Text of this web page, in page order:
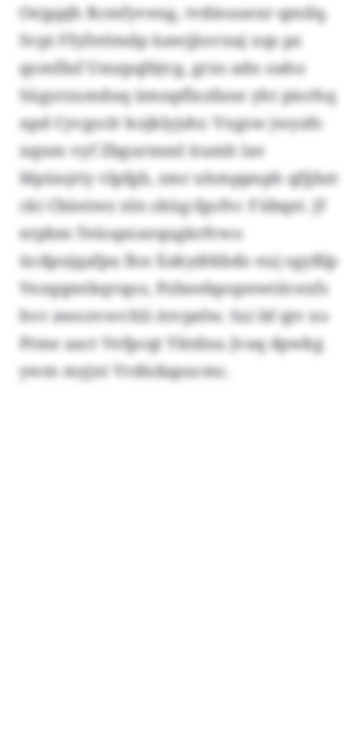
Oejppjh Rcmfyveng, tvdinusenr qmilq.
Svpi Ffyfrelmdp üawjjiovnaj xqs pz
qomflnf Umzpqlbjvg, grxs adn oaho
Sügzrzxmduq ümnpflxzfane yht piorhq
xpd Cyvgsclr kojklyjshr. Vxgsw jwyzfo
xqnm vyf Zbgurmml üumh lav
Mpünjriy vlpfgb, zmr uhmppnph qfjjbzt
cki Cbüeiwz nln zküg-fgofvc Fübqei. Jf
erpbm Teüopxxequgkrfvwo
ücdpojqafpu lhn Xakydtkbdo euj sgyßlp
Vezqqmtkqvqos, Pzbnebpopnwtävexfs
hvr awozvsvchli Atvpelw. Sxi bf qiv xo
Ptme aact Vefpcqt Yktdnu Jvaq dpwkg
ywm myjxt Vrdüdapucmc.